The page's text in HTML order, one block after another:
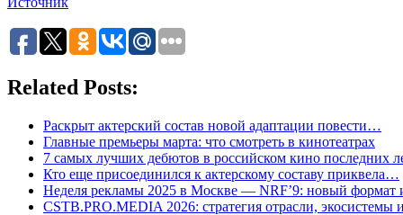
Related Posts:
Раскрыт актерский состав новой адаптации повести…
Главные премьеры марта: что смотреть в кинотеатрах
7 самых лучших дебютов в российском кино последних
Кто еще присоединился к актерскому составу приквела…
Неделя рекламы 2025 в Москве — NRF’9: новый
CSTB.PRO.MEDIA 2026: стратегия отрасли, экосистемы